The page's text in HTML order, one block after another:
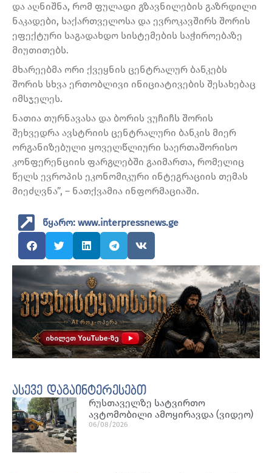
და აღნიშნა, რომ ფულადი გზავნილების გაზრდილი
ნაკადები, საქართველოსა და ევროკავშირს შორის
ეფექტური საგადახდო სისტემების საჭიროებაზე
მიუთითებს.
მხარეებმა ორი ქვეყნის ცენტრალურ ბანკებს
შორის სხვა ერთობლივი ინიციატივების შესახებაც
იმსჯელეს.
ნათია თურნავასა და ბორის ვუჩიჩს შორის
შეხვედრა ავსტრიის ცენტრალური ბანკის მიერ
ორგანიზებული ყოველწლიური საერთაშორისო
კონფერენციის ფარგლებში გაიმართა, რომელიც
წელს ევროპის ეკონომიკური ინტეგრაციის თემას
მიეძღვნა”, – ნათქვამია ინფორმაციაში.
წყარო: www.interpressnews.ge
ასევე დაგაინტერესებთ
რუსთაველზე სატვირთო
ავტომობილი ამოყირავდა (ვიდეო)
06/08/2026